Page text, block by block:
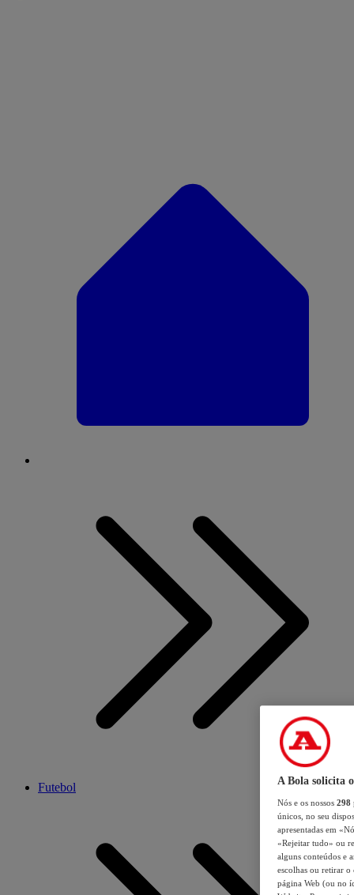
Futebol A Bola solicita
Nós e os nossos 298
únicos, no seu
apresentadas em
«Rejeitar tudo» ou
alguns conteúdos e
escolhas ou retirar
página Web (ou no